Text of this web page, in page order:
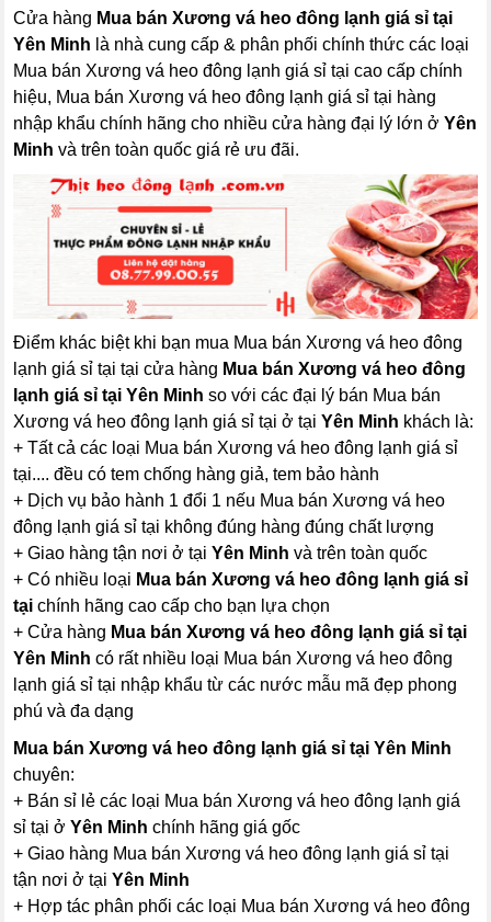
Cửa hàng Mua bán Xương vá heo đông lạnh giá sỉ tại
Yên Minh là nhà cung cấp & phân phối chính thức các loại
Mua bán Xương vá heo đông lạnh giá sỉ tại cao cấp chính
hiệu, Mua bán Xương vá heo đông lạnh giá sỉ tại hàng
nhập khẩu chính hãng cho nhiều cửa hàng đại lý lớn ởYên
Minh và trên toàn quốc giá rẻ ưu đãi.
Điểm khác biệt khi bạn mua Mua bán Xương vá heo đông
lạnh giá sỉ tại tại cửa hàng Mua bán Xương vá heo đông
lạnh giá sỉ tại Yên Minh so với các đại lý bán Mua bán
Xương vá heo đông lạnh giá sỉ tại ở tạiYên Minh khách là:
+ Tất cả các loại Mua bán Xương vá heo đông lạnh giá sỉ
tại.... đều có tem chống hàng giả, tem bảo hành
+ Dịch vụ bảo hành 1 đổi 1 nếu Mua bán Xương vá heo
đông lạnh giá sỉ tại không đúng hàng đúng chất lượng
+ Giao hàng tận nơi ở tạiYên Minh và trên toàn quốc
+ Có nhiều loại Mua bán Xương vá heo đông lạnh giá sỉ
tại chính hãng cao cấp cho bạn lựa chọn
+ Cửa hàng Mua bán Xương vá heo đông lạnh giá sỉ tại
Yên Minh có rất nhiều loại Mua bán Xương vá heo đông
lạnh giá sỉ tại nhập khẩu từ các nước mẫu mã đẹp phong
phú và đa dạng
Mua bán Xương vá heo đông lạnh giá sỉ tại Yên Minh
chuyên:
+ Bán sỉ lẻ các loại Mua bán Xương vá heo đông lạnh giá
sỉ tại ởYên Minh chính hãng giá gốc
+ Giao hàng Mua bán Xương vá heo đông lạnh giá sỉ tại
tận nơi ở tạiYên Minh
+ Hợp tác phân phối các loại Mua bán Xương vá heo đông